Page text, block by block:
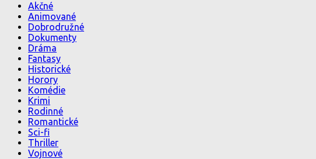
Akčné
Animované
Dobrodružné
Dokumenty
Dráma
Fantasy
Historické
Horory
Komédie
Krimi
Rodinné
Romantické
Sci-fi
Thriller
Vojnové